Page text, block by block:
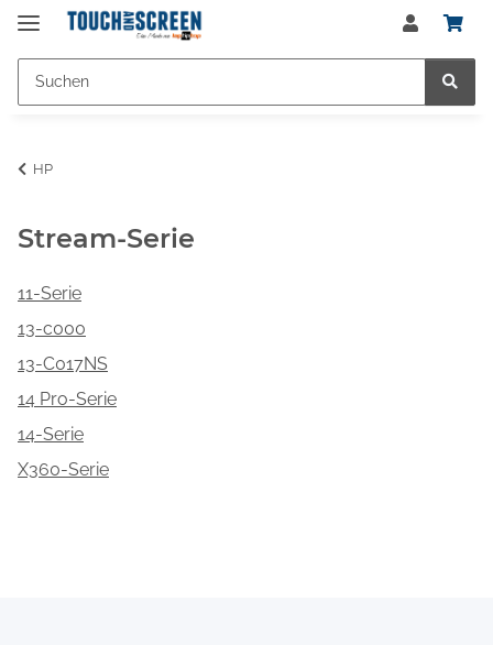
HP
Stream-Serie
11-Serie
13-c000
13-C017NS
14 Pro-Serie
14-Serie
X360-Serie